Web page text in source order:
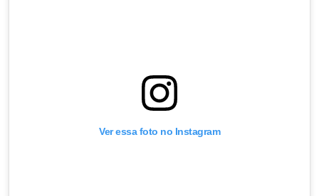
Ver essa foto no Instagram